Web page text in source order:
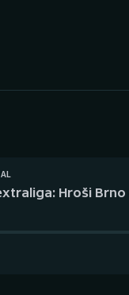
Plážový volejbal
Hroši Brno